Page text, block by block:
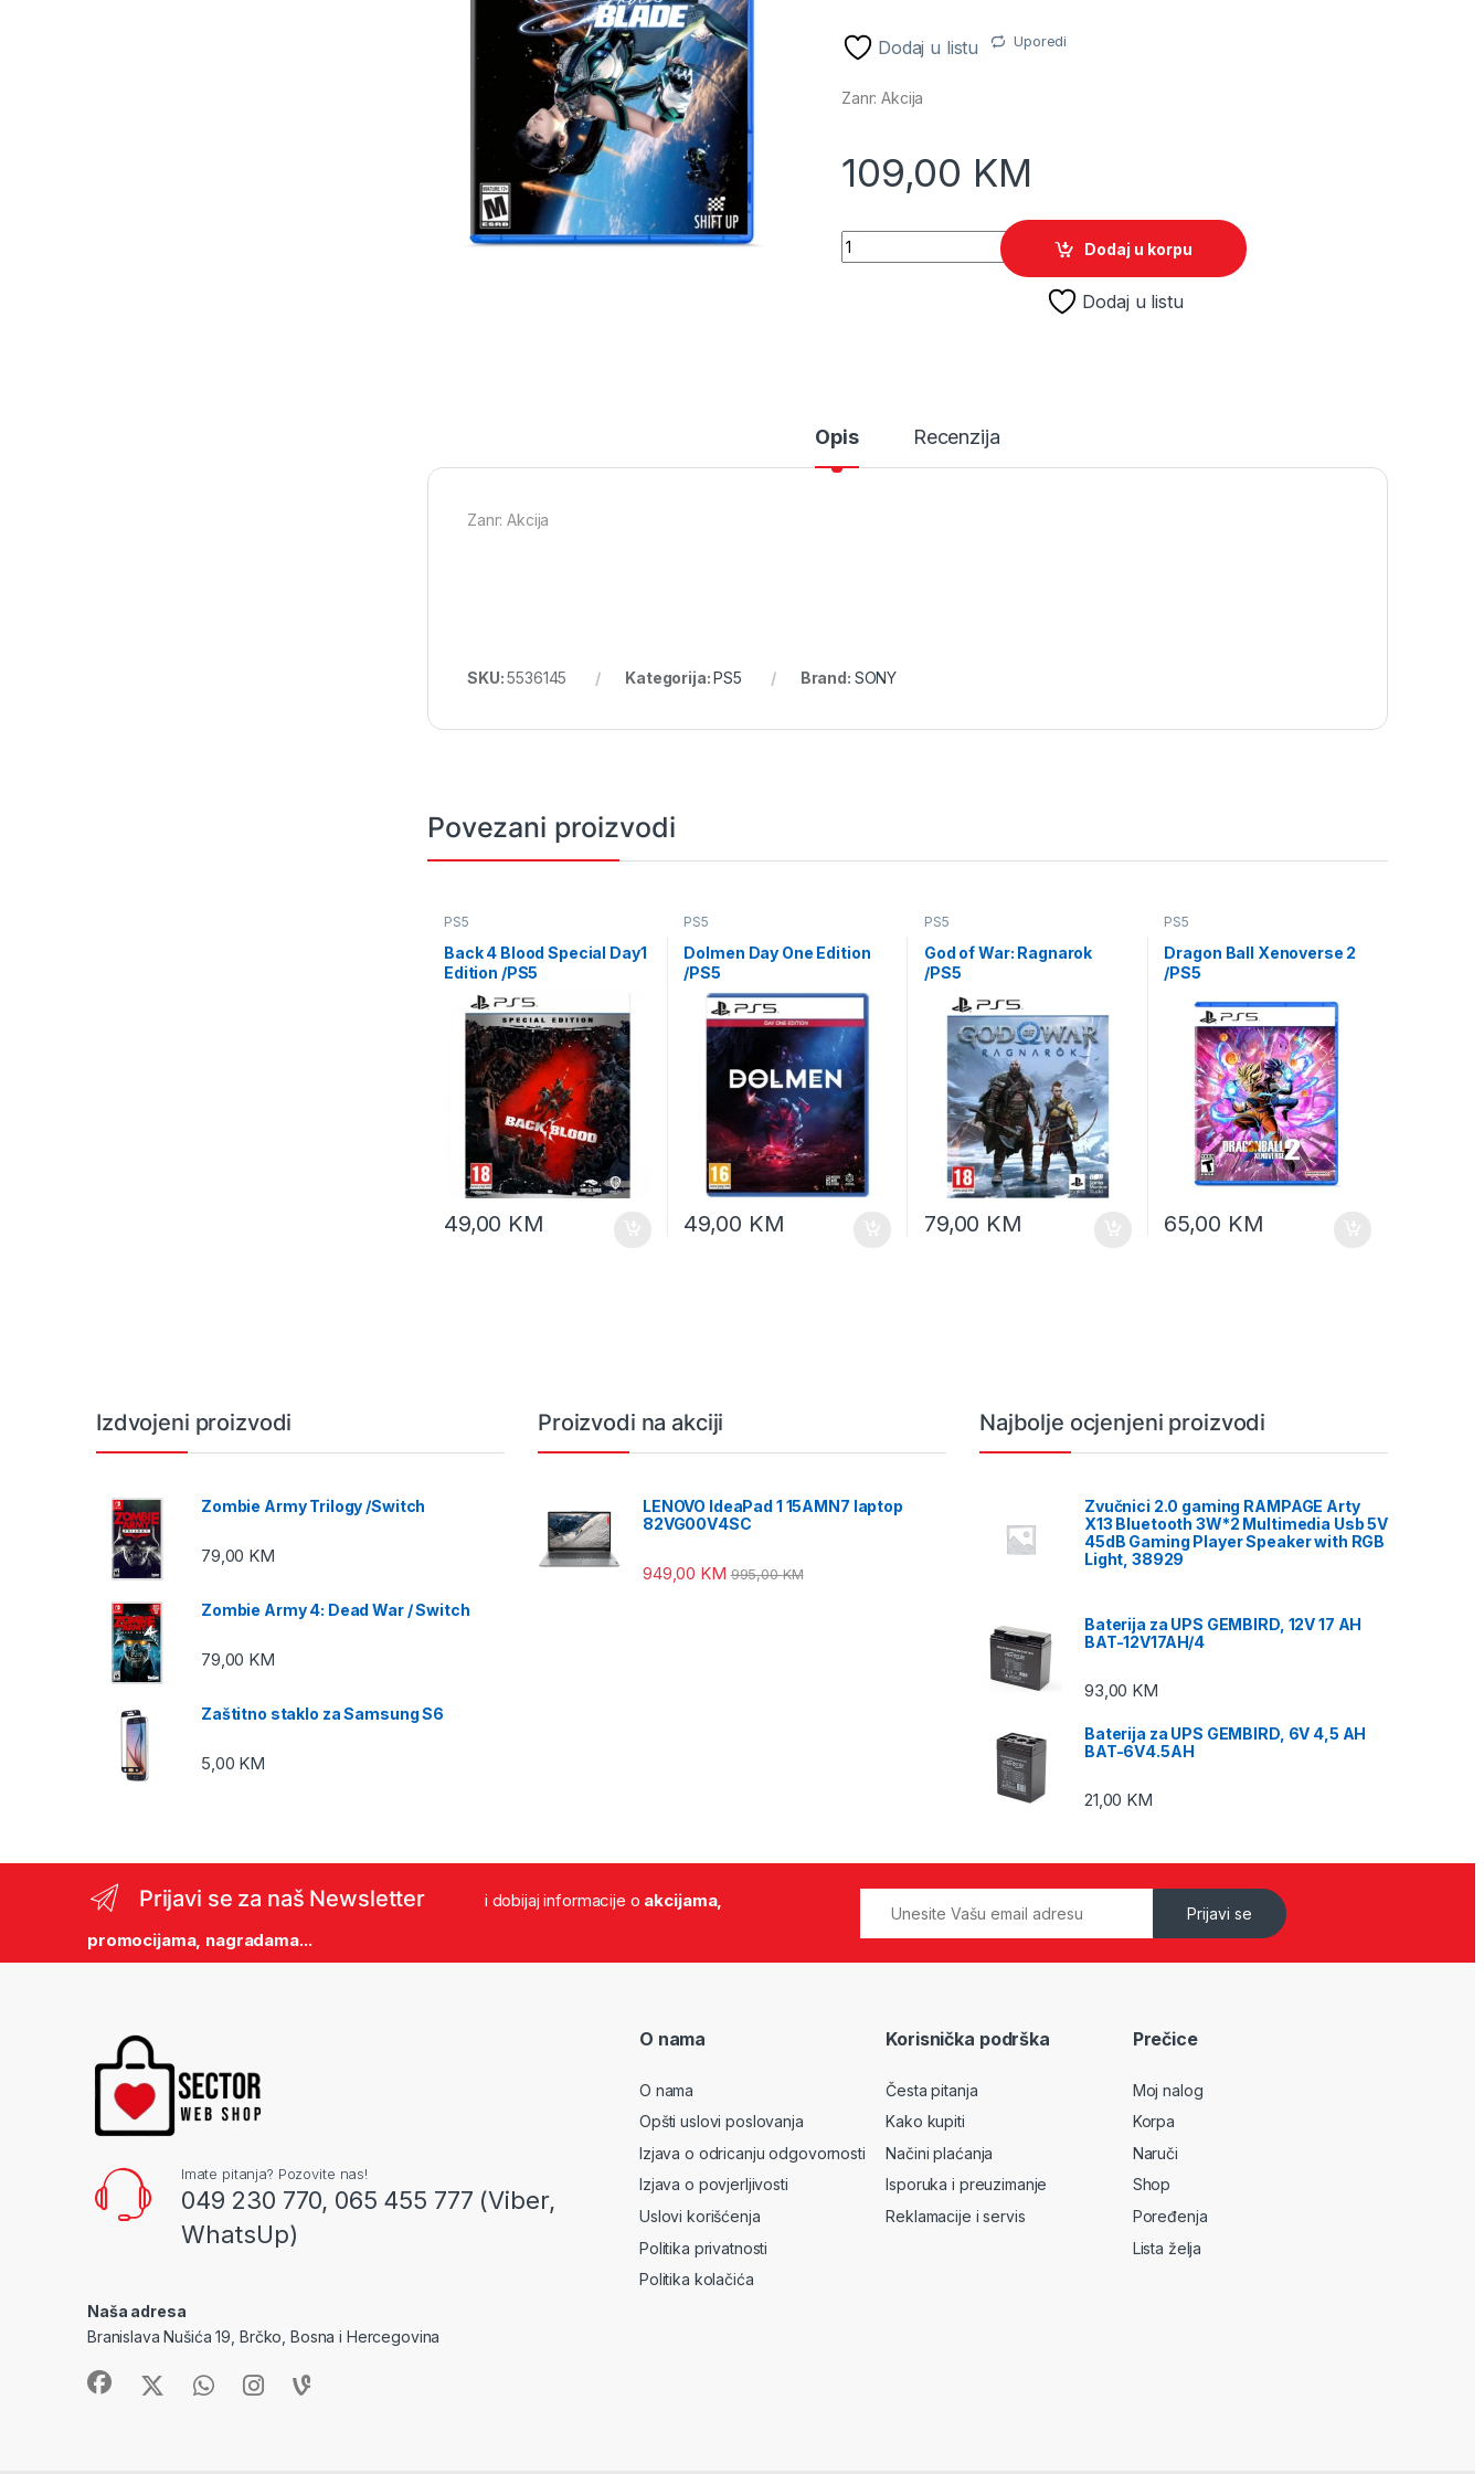
Dodaj u listu Uporedi
Zanr: Akcija
109,00 KM
Stellar Blade /PS5 quantity
Dodaj u korpu
Dodaj u listu
Opis Recenzija
Zanr: Akcija
SKU:5536145 Kategorija:PS5 Brand: SONY
Povezani proizvodi
PS5
Back 4 Blood Special Day1
Edition /PS5
49,00 KM
PS5
Dolmen Day One Edition
/PS5
49,00 KM
PS5
God of War: Ragnarok
/PS5
79,00 KM
PS5
Dragon Ball Xenoverse 2
/PS5
65,00 KM
Izdvojeni proizvodi
Zombie Army Trilogy /Switch
79,00 KM
Zombie Army 4: Dead War / Switch
79,00 KM
Zaštitno staklo za Samsung S6
5,00 KM
Proizvodi na akciji
LENOVO IdeaPad 1 15AMN7 laptop
82VG00V4SC
949,00 KM 995,00KM
Najbolje ocjenjeni proizvodi
Zvučnici 2.0 gaming RAMPAGE Arty
X13 Bluetooth 3W*2 Multimedia Usb 5V
45dB Gaming Player Speaker with RGB
Light, 38929
Baterija za UPS GEMBIRD, 12V 17 AH
BAT-12V17AH/4
93,00 KM
Baterija za UPS GEMBIRD, 6V 4,5 AH
BAT-6V4.5AH
21,00 KM
Prijavi se za naš Newsletter i dobijaj informacije o akcijama,
promocijama, nagradama...
Prijavi se
Imate pitanja? Pozovite nas!
049 230 770, 065 455 777 (Viber,
WhatsUp)
Naša adresa
Branislava Nušića 19, Brčko, Bosna i Hercegovina
O nama
O nama
Opšti uslovi poslovanja
Izjava o odricanju odgovornosti
Izjava o povjerljivosti
Uslovi korišćenja
Politika privatnosti
Politika kolačića
Korisnička podrška
Česta pitanja
Kako kupiti
Načini plaćanja
Isporuka i preuzimanje
Reklamacije i servis
Prečice
Moj nalog
Korpa
Naruči
Shop
Poređenja
Lista želja